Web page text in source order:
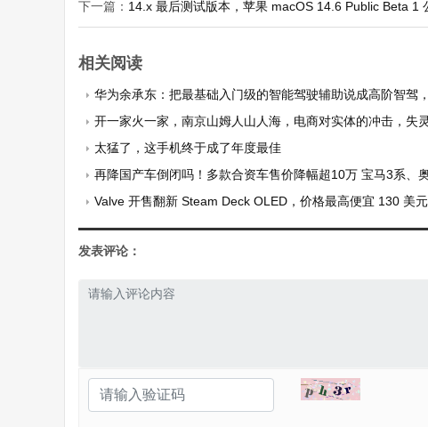
下一篇： 14.x 最后测试版本，苹果 macOS 14.6 Public Beta 1
相关阅读
华为余承东：把最基础入门级的智能驾驶辅助说成高阶智驾，是不
开一家火一家，南京山姆人山人海，电商对实体的冲击，失
太猛了，这手机终于成了年度最佳
再降国产车倒闭吗！多款合资车售价降幅超10万 宝马3系、奥迪A4L
Valve 开售翻新 Steam Deck OLED，价格最高便宜 130 美元
发表评论：